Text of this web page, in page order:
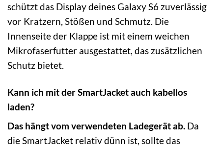
schützt das Display deines Galaxy S6 zuverlässig
vor Kratzern, Stößen und Schmutz. Die
Innenseite der Klappe ist mit einem weichen
Mikrofaserfutter ausgestattet, das zusätzlichen
Schutz bietet.
Kann ich mit der SmartJacket auch kabellos
laden?
Das hängt vom verwendeten Ladegerät ab. Da
die SmartJacket relativ dünn ist, sollte das